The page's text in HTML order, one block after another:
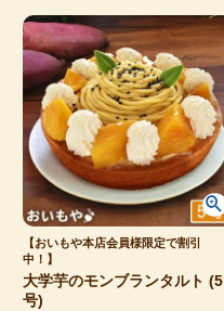
【おいもや本店会員様限定で割引
中！】
大学芋のモンブランタルト (5
号)